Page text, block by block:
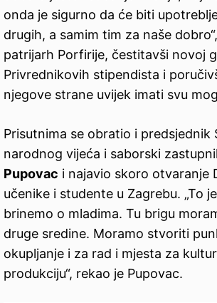
onda je sigurno da će biti
drugih, a samim tim za naše
patrijarh Porfirije, čestitavši novoj
Privrednikovih stipendista i
njegove strane uvijek imati svu
Prisutnima se obratio i predsjednik
narodnog vijeća i saborski
Pupovac i najavio skoro otvaranje
učenike i studente u Zagrebu. „To
brinemo o mladima. Tu brigu
druge sredine. Moramo stvoriti
okupljanje i za rad i mjesta za
produkciju“, rekao je Pupovac.